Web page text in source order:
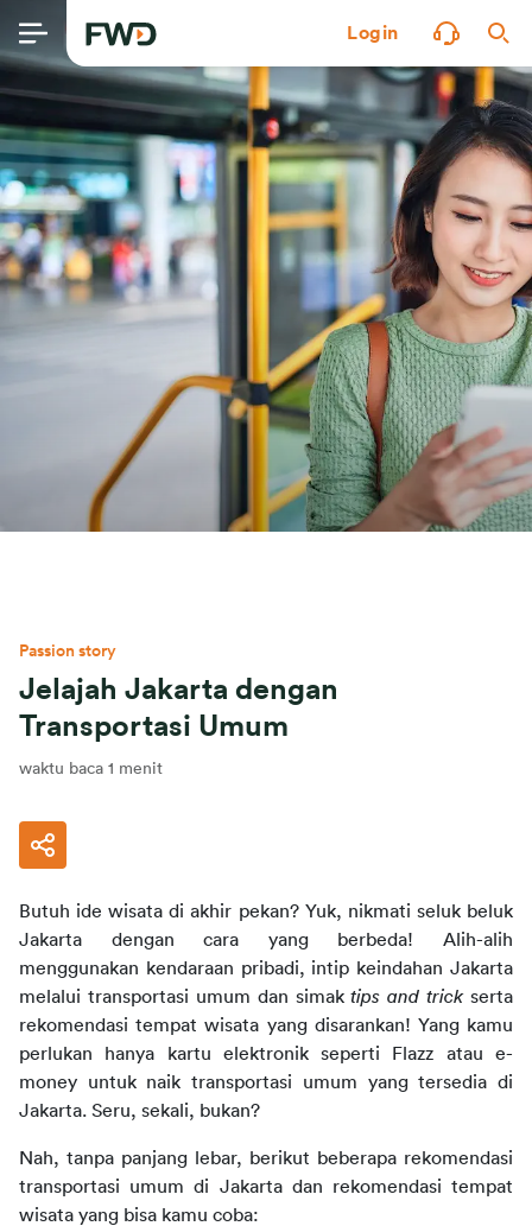
Login
Passion story
Jelajah Jakarta dengan
Transportasi Umum
waktu baca 1 menit
Butuh ide wisata di akhir pekan? Yuk, nikmati seluk beluk
Jakarta dengan cara yang berbeda! Alih-alih
menggunakan kendaraan pribadi, intip keindahan Jakarta
melalui transportasi umum dan simak tips and trick serta
rekomendasi tempat wisata yang disarankan! Yang kamu
perlukan hanya kartu elektronik seperti Flazz atau e-
money untuk naik transportasi umum yang tersedia di
Jakarta. Seru, sekali, bukan?
Nah, tanpa panjang lebar, berikut beberapa rekomendasi
transportasi umum di Jakarta dan rekomendasi tempat
wisata yang bisa kamu coba: